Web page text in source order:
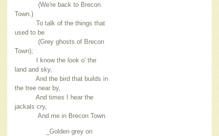
(We're back to Brecon
Town.)
To talk of the things that
used to be
(Grey ghosts of Brecon
Town);
I know the look o' the
land and sky,
And the bird that builds in
the tree near by,
And times I hear the
jackals cry,
And me in Brecon Town.
_Golden grey on